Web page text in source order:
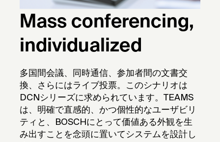
Mass conferencing,
individualized
多国間会議、同時通信、参加者間の文書交
換、さらにはライブ投票。このシナリオは
DCNシリーズに求められています。TEAMS
は、明確で直感的、かつ個性的なユーザビリ
ティと、BOSCHにとって価値ある外観を生
み出すことを念頭に置いてシステムを設計し